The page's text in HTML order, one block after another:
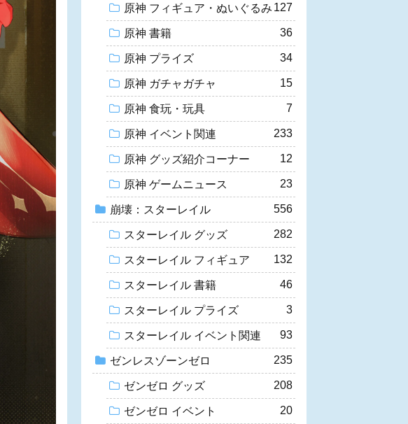
原神 フィギュア・ぬいぐるみ 127
原神 書籍 36
原神 プライズ 34
原神 ガチャガチャ 15
原神 食玩・玩具 7
原神 イベント関連 233
原神 グッズ紹介コーナー 12
原神 ゲームニュース 23
崩壊：スターレイル 556
スターレイル グッズ 282
スターレイル フィギュア 132
スターレイル 書籍 46
スターレイル プライズ 3
スターレイル イベント関連 93
ゼンレスゾーンゼロ 235
ゼンゼロ グッズ 208
ゼンゼロ イベント 20